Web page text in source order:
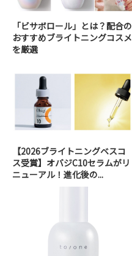
「ビサボロール」とは？配合の
おすすめブライトニングコスメ
を厳選
【2026ブライトニングベスコ
ス受賞】オバジC10セラムがリ
ニューアル！進化後の...